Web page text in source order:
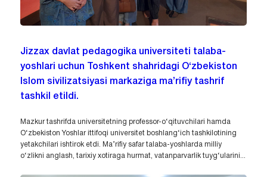
Jizzax davlat pedagogika universiteti talaba-
yoshlari uchun Toshkent shahridagi O‘zbekiston
Islom sivilizatsiyasi markaziga ma’rifiy tashrif
tashkil etildi.
Mazkur tashrifda universitetning professor-o‘qituvchilari hamda
O‘zbekiston Yoshlar ittifoqi universitet boshlang‘ich tashkilotining
yetakchilari ishtirok etdi. Ma’rifiy safar talaba-yoshlarda milliy
o‘zlikni anglash, tarixiy xotiraga hurmat, vatanparvarlik tuyg‘ularini...